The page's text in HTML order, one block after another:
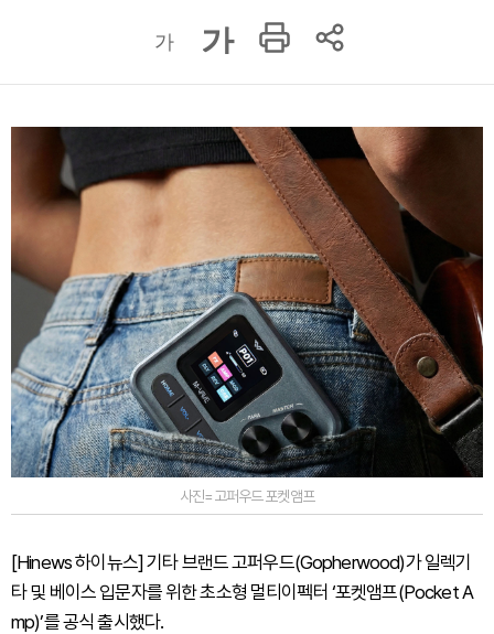
가 가
사진=고퍼우드 포켓앰프
[Hinews 하이뉴스] 기타 브랜드 고퍼우드(Gopherwood)가 일렉기
타 및 베이스 입문자를 위한 초소형 멀티이펙터 ‘포켓앰프(Pocket A
mp)’를 공식 출시했다.